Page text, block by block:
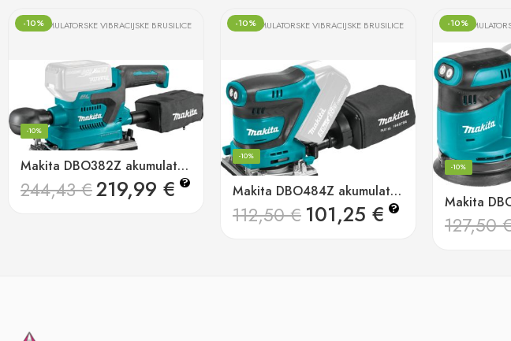
-10%
AKUMULATORSKE VIBRACIJSKE BRUSILICE
Makita DBO382Z akumulatorska oscilirajuća brusilica
-10%
244,43€219,99 € ?
-10%
AKUMULATORSKE VIBRACIJSKE BRUSILICE
Makita DBO484Z akumulatorska oscilirajuća brusilica
-10%
112,50€ 101,25 € ?
-10%
-10%
127,50